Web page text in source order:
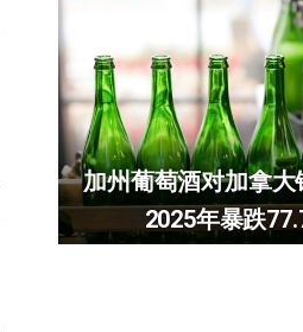
加州葡萄酒对加拿大
2025年暴跌